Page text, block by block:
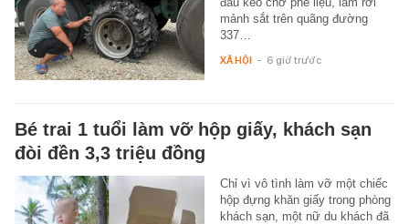
mảnh sắt trên quãng đường
337…
XÃ HỘI - 6 giờ trước
Bé trai 1 tuổi làm vỡ hộp giấy, khách sạn
đòi đền 3,3 triệu đồng
Chỉ vì vô tình làm vỡ một chiếc
hộp đựng khăn giấy trong phòng
khách sạn, một nữ du khách đã